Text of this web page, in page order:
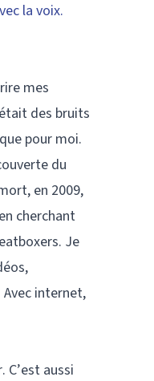
la voix.
mes
des bruits
pour moi.
du
en 2009,
cherchant
Je
internet,
aussi